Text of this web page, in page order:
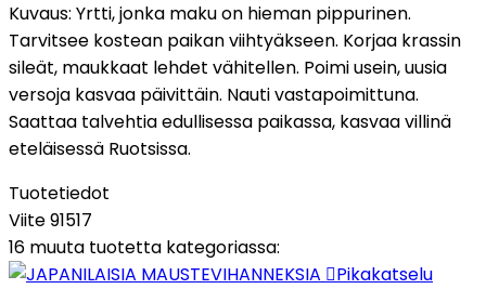
Kuvaus: Yrtti, jonka maku on hieman pippurinen.
Tarvitsee kostean paikan viihtyäkseen. Korjaa krassin
sileät, maukkaat lehdet vähitellen. Poimi usein, uusia
versoja kasvaa päivittäin. Nauti vastapoimittuna.
Saattaa talvehtia edullisessa paikassa, kasvaa villinä
eteläisessä Ruotsissa.
Tuotetiedot
Viite91517
16 muuta tuotetta kategoriassa:
Pikakatselu